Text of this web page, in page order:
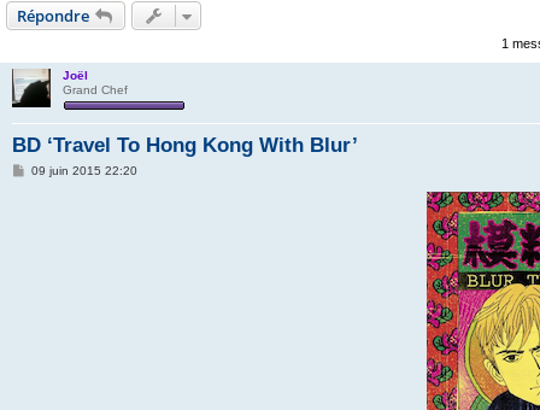
Répondre
1
Joël
Grand Chef
BD ‘Travel To Hong Kong With Blur’
M09 juin 2015 22:20